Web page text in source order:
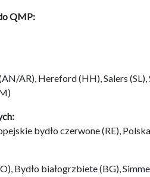
QMP:
AR), Hereford (HH), Salers
bydło czerwone (RE),
Bydło białogrzbiete (BG),